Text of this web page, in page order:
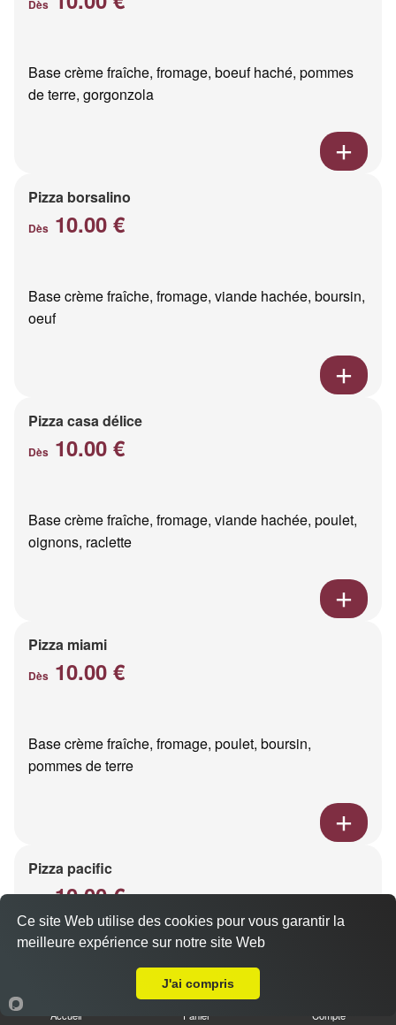
Dès
Base crème fraîche, fromage, boeuf haché, pommes
de terre, gorgonzola
Pizza borsalino
Dès 10.00 €
Base crème fraîche, fromage, viande hachée, boursin,
oeuf
Pizza casa délice
Dès 10.00 €
Base crème fraîche, fromage, viande hachée, poulet,
oignons, raclette
Pizza miami
Dès 10.00 €
Base crème fraîche, fromage, poulet, boursin,
pommes de terre
Pizza pacific
Dès10.00 €
Base crème fraîche, fromage, saumon fumé
Accueil Panier Compte
Ce site Web utilise des cookies pour vous garantir la
meilleure expérience sur notre site Web
J'ai compris